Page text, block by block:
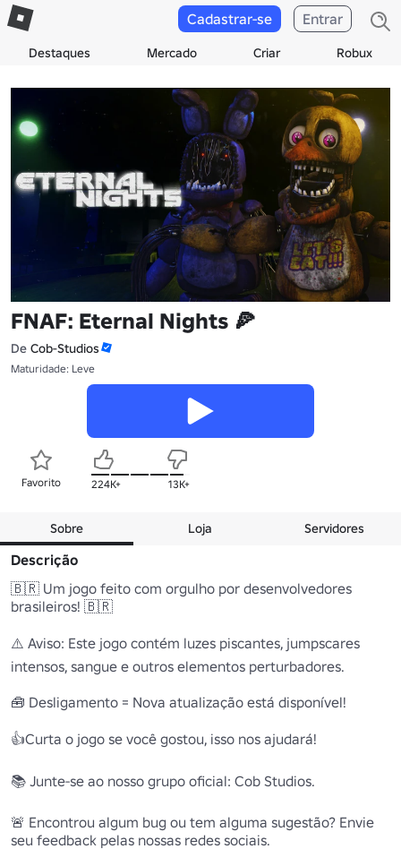
Destaques Mercado Criar Robux
Cadastrar-se Entrar
FNAF: Eternal Nights 🍕
De Cob-Studios
Maturidade: Leve
Favorito 224K+ 13K+
Sobre Loja Servidores
Descrição
🇧🇷 Um jogo feito com orgulho por desenvolvedores
brasileiros! 🇧🇷
⚠️ Aviso: Este jogo contém luzes piscantes, jumpscares
intensos, sangue e outros elementos perturbadores.
🧰 Desligamento = Nova atualização está disponível!
👍Curta o jogo se você gostou, isso nos ajudará!
📚 Junte-se ao nosso grupo oficial: Cob Studios.
🚨 Encontrou algum bug ou tem alguma sugestão? Envie
seu feedback pelas nossas redes sociais.